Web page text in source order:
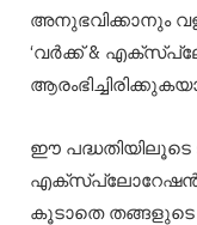
അനുഭവിക്കാനും
‘വർക്ക് &
ഈ പദ്ധതിയിലൂടെ
കൂടാതെ